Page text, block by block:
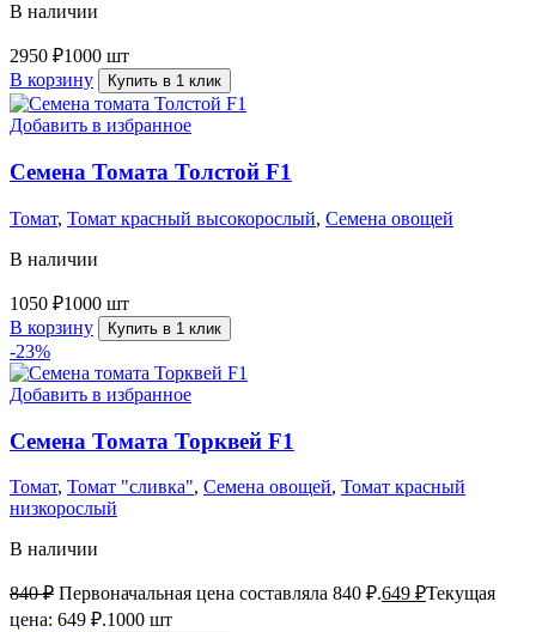
В наличии
2950 ₽1000 шт
В корзину
Купить в 1 клик
Добавить в избранное
Семена Томата Толстой F1
Томат, Томат красный высокорослый, Семена овощей
В наличии
1050 ₽1000 шт
В корзину
Купить в 1 клик
-23%
Добавить в избранное
Семена Томата Торквей F1
Томат, Томат "сливка", Семена овощей, Томат красный
низкорослый
В наличии
840₽ Первоначальная цена составляла 840 ₽.649 ₽Текущая
цена: 649 ₽.1000 шт